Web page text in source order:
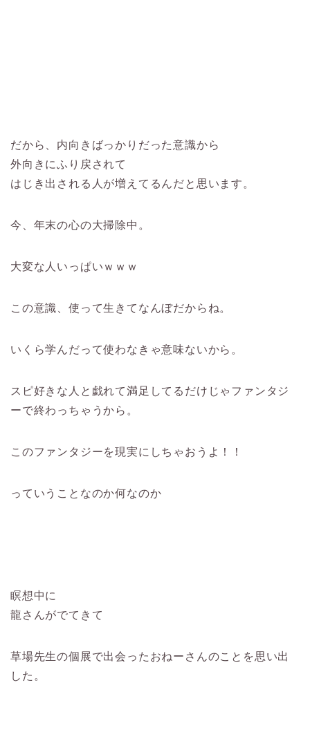
だから、内向きばっかりだった意識から
外向きにふり戻されて
はじき出される人が増えてるんだと思います。
今、年末の心の大掃除中。
大変な人いっぱいｗｗｗ
この意識、使って生きてなんぼだからね。
いくら学んだって使わなきゃ意味ないから。
スピ好きな人と戯れて満足してるだけじゃファンタジ
ーで終わっちゃうから。
このファンタジーを現実にしちゃおうよ！！
っていうことなのか何なのか
瞑想中に
龍さんがでてきて
草場先生の個展で出会ったおねーさんのことを思い出
した。